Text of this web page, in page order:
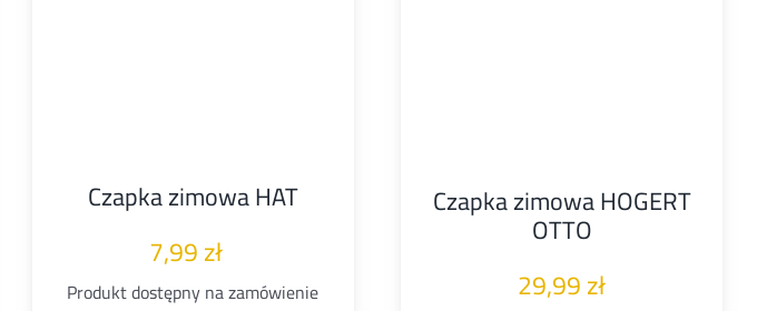
Czapka zimowa HAT
7,99zł
Produkt dostępny na zamówienie
Czapka zimowa HOGERT
OTTO
29,99zł